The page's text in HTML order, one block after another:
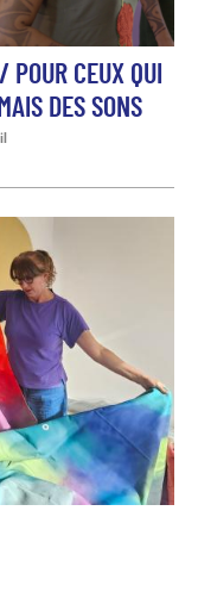
POUR CEUX QUI
DES SONS